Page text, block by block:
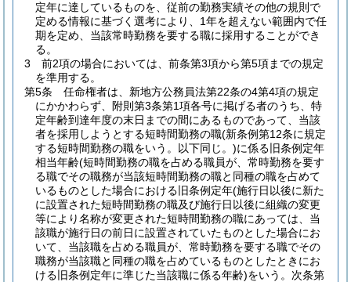
定年に達しているものを、従前の勤務実績その他の規則で
定める情報に基づく選考により、1年を超えない範囲内で任
期を定め、当該常時勤務を要する職に採用することができ
る。
3
前2項の場合においては、前条第3項から第5項までの規定
を準用する。
第5条
任命権者は、新地方公務員法第22条の4第4項の規定
にかかわらず、附則第3条第1項各号に掲げる者のうち、特
定年齢到達年度の末日までの間にあるものであって、当該
者を採用しようとする短時間勤務の職(新条例第12条に規定
する短時間勤務の職をいう。以下同じ。)に係る旧条例定年
相当年齢(短時間勤務の職を占める職員が、常時勤務を要す
る職でその職務が当該短時間勤務の職と同種の職を占めて
いるものとした場合における旧条例定年(施行日以後に新た
に設置された短時間勤務の職及び施行日以後に組織の変更
等により名称が変更された短時間勤務の職にあっては、当
該職が施行日の前日に設置されていたものとした場合にお
いて、当該職を占める職員が、常時勤務を要する職でその
職務が当該職と同種の職を占めているものとしたときにお
ける旧条例定年に準じた当該職に係る年齢)をいう。次条第